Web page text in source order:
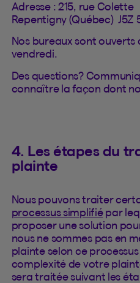
Adresse : 215, rue Colette
Repentigny (Québec) J5Z
Nos bureaux sont ouverts
vendredi.
Des questions?
connaître la façon dont
4. Les étapes du
plainte
Nous pouvons traiter
processus simplifiépar
proposer une solution
nous ne sommes pas en
plainte selon ce
complexité de votre
sera traitée suivant les